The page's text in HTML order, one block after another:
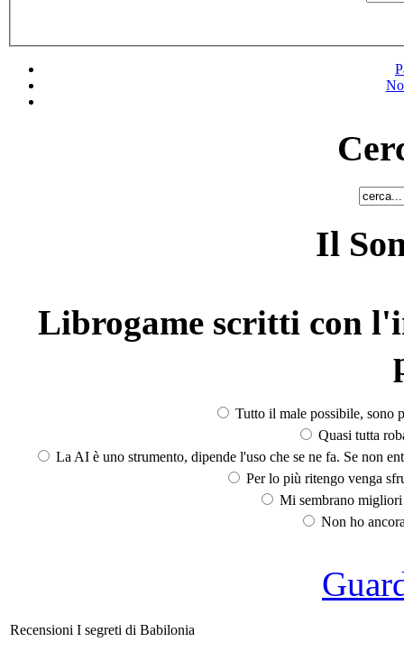
Il
Librogame scritti con
Tutto il male possibile, sono
Quasi tutta
La AI è uno strumento, dipende l'uso che se ne fa. Se non
Per lo più ritengo venga
Mi sembrano
Non ho
Recensioni I segreti di Babilonia